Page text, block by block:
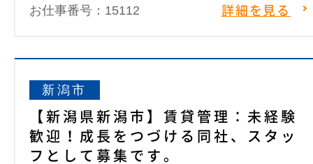
お仕事番号：15112 詳細を見る
新潟市
【新潟県新潟市】賃貸管理：未経験
歓迎！成長をつづける同社、スタッ
フとして募集です。